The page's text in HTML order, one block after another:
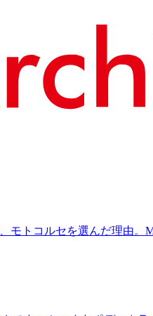
トコルセを選んだ理由。